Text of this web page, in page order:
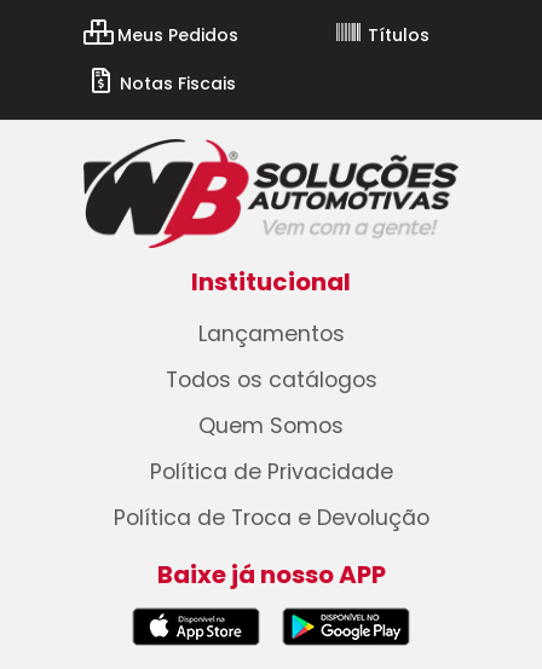
Meus Pedidos
Títulos
Notas Fiscais
Institucional
Lançamentos
Todos os catálogos
Quem Somos
Política de Privacidade
Política de Troca e Devolução
Baixe já nosso APP